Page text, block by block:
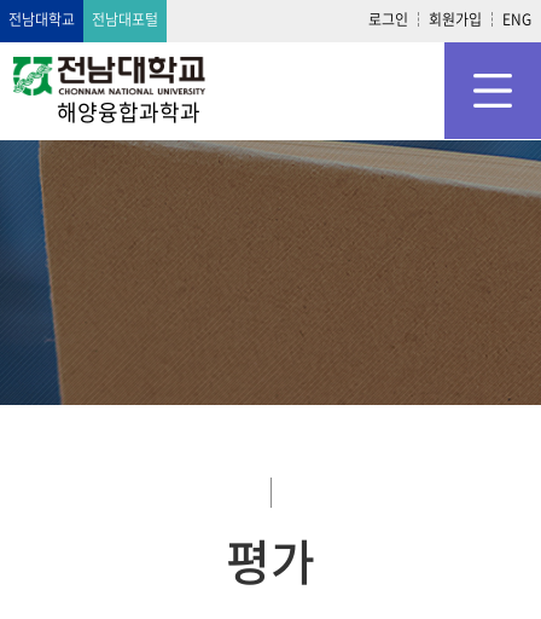
전남대학교 전남대포털 로그인 회원가입 ENG
해양융합과학과
평가